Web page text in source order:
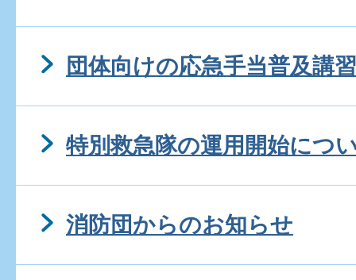
団体向けの応急手当普及講
特別救急隊の運用開始につ
消防団からのお知らせ